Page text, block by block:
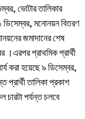
ভোটার তালিকার
মনোনয়ন বিতরণ
জমাদানের শেষ
।এরপর প্রাথমিক প্রার্থী
করা হয়েছে ৯ ডিসেম্বর,
তালিকা প্রকাশ
চারটা পর্যন্ত চলবে